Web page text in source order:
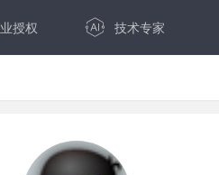
授权 技术专家